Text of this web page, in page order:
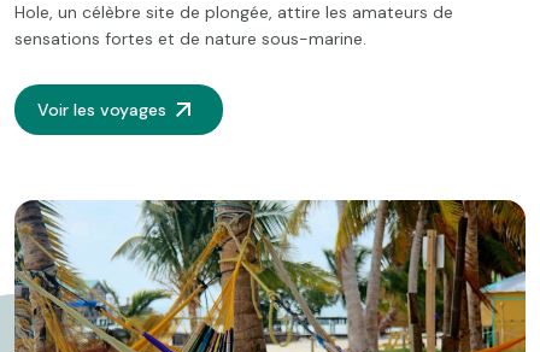
Hole, un célèbre site de plongée, attire les amateurs de
sensations fortes et de nature sous-marine.
Voir les voyages